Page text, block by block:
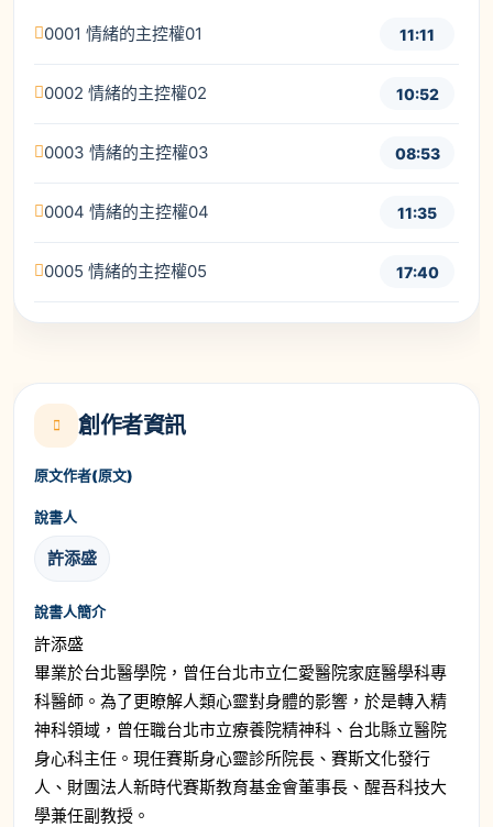
0001 情緒的主控權01 11:11
0002 情緒的主控權02 10:52
0003 情緒的主控權03 08:53
0004 情緒的主控權04 11:35
0005 情緒的主控權05 17:40
創作者資訊
原文作者(原文)
說書人
許添盛
說書人簡介
許添盛
畢業於台北醫學院，曾任台北市立仁愛醫院家庭醫學科專
科醫師。為了更瞭解人類心靈對身體的影響，於是轉入精
神科領域，曾任職台北市立療養院精神科、台北縣立醫院
身心科主任。現任賽斯身心靈診所院長、賽斯文化發行
人、財團法人新時代賽斯教育基金會董事長、醒吾科技大
學兼任副教授。